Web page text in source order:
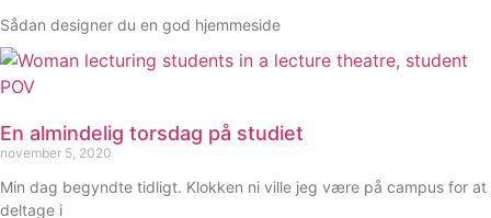
Sådan designer du en god hjemmeside
En almindelig torsdag på studiet
november 5, 2020
Min dag begyndte tidligt. Klokken ni ville jeg være på campus for at
deltage i